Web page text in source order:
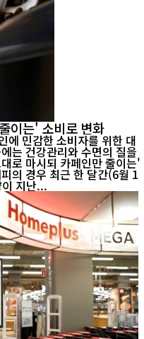
이는' 소비로 변화
에 민감한 소비자를 위한 대
는 건강관리와 수면의 질을
로 마시되 카페인만 줄이는'
지난...